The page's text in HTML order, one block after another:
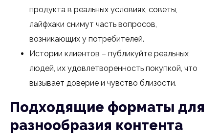
продукта в реальных условиях, советы,
лайфхаки снимут часть вопросов,
возникающих у потребителей.
Истории клиентов – публикуйте реальных
людей, их удовлетворенность покупкой, что
вызывает доверие и чувство близости.
Подходящие форматы для
разнообразия контента